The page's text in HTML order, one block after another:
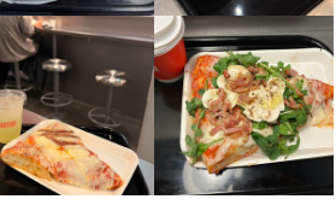
行います。お仕事内容は、開店前準備
ザのトッピングの盛り付け、ドリン
ただきます。明るい挨拶や笑顔での対
方でも始めやすいお仕事です。
ますが、スタッフ同士で声をかけ合い
、無理なく業務に取り組め、役割分担